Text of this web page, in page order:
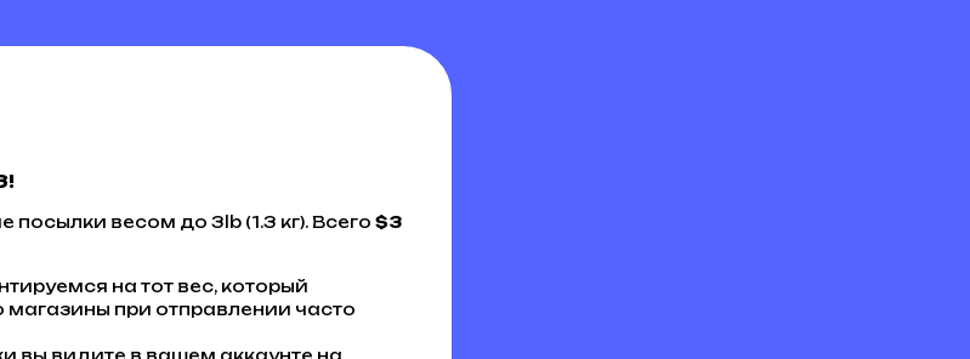
посылки весом до 3lb (1.3 кг). Всего$3
на тот вес, который
магазины при отправлении часто
вы видите в вашем аккаунте на